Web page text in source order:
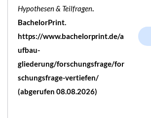
Hypothesen & Teilfragen.
BachelorPrint.
https://www.bachelorprint.de/a
ufbau-
gliederung/forschungsfrage/for
schungsfrage-vertiefen/
(abgerufen 08.08.2026)